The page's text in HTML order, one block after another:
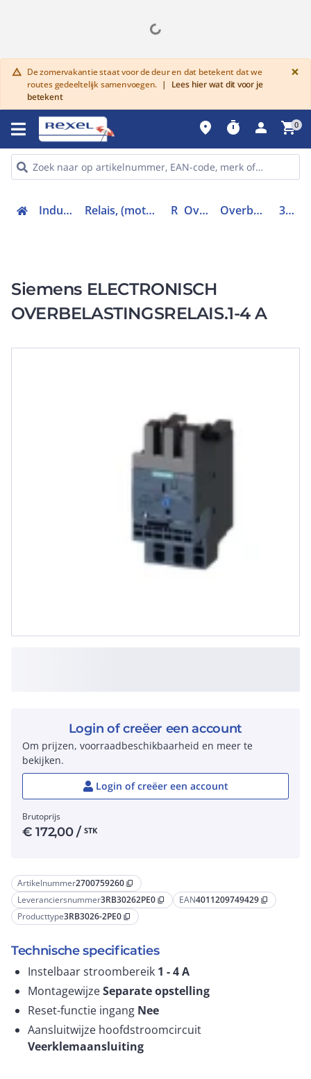
warning De zomervakantie staat voor de deur en dat betekent dat we
routes gedeeltelijk samenvoegen. |
Lees hier wat dit voor je
betekent
×
place timer person shopping_cart0
Industriele componenten Relais, (motor)beveiliging en magneetschakelaars Relais Overbelastingrelais Overbelastingsrelais elektronisch 3RB30262PE0
Siemens ELECTRONISCH
OVERBELASTINGSRELAIS.1-4 A
Artikelnummer2700759260 content_copy
Leveranciersnummer3RB30262PE0 content_copy EAN4011209749429 content_copy
Producttype3RB3026-2PE0 content_copy
Technische specificaties
Instelbaar stroombereik 1 - 4A
MontagewijzeSeparate opstelling
Reset-functie ingang Nee
Aansluitwijze hoofdstroomcircuit
Veerklemaansluiting
Login of creëer een account
Om prijzen, voorraadbeschikbaarheid en meer te
bekijken.
Login of creëer een account
Brutoprijs
€172,00/ STK